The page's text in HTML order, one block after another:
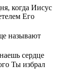
когда Иисус
Его
называют
сердце
Ты избрал